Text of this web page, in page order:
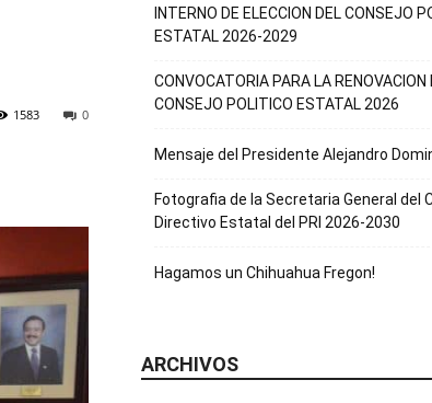
0
1583
INTERNO DE ELECCION DEL CONSEJO
ESTATAL 2026-2029
CONVOCATORIA PARA LA RENOVACION
CONSEJO POLITICO ESTATAL 2026
Mensaje del Presidente Alejandro
Fotografia de la Secretaria General del
Directivo Estatal del PRI 2026-2030
Hagamos un Chihuahua Fregon!
ARCHIVOS